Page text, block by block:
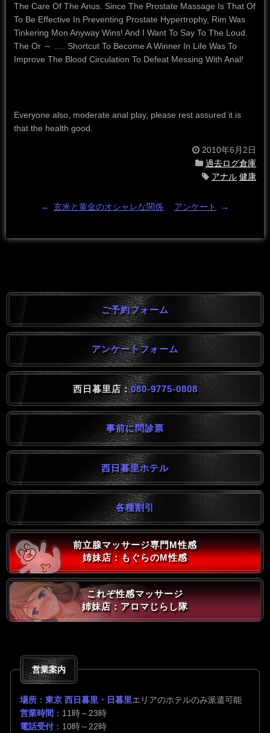
The Care Of The Anus. Since The Prostate Massage Is That Of
To Be Effective In Preventing Prostate Hypertrophy, Rim Was
Tinkering Mon Anyway Wins! And I Want To Say To The Loud.
The Or ～ …. Shortcut To Become A Winner In Life Was To
Improve The Blood Circulation To Defeat Messing With Anal!
Everyone also, moderate anal play, please rest assured it is
that the health good.
2010年6月2日
過去ログ倉庫
アナル 健康
← 玄米と黄金のオシャレな関係 アンケート →
ご予約フォーム
アンケートフォーム
西日暮里店：080-9775-0808
事前に問診票
西日暮里ホテル
各種割引
前立腺マッサージ専門M性感
姉妹店：もぐらのM性感
これぞ性感マッサージ
姉妹店：アロマじらし隊
営業案内
場所 ： 東京 西日暮里・日暮里エリアのホテルのみ派遣可能
営業時間 ：11時～23時
電話受付：10時～22時